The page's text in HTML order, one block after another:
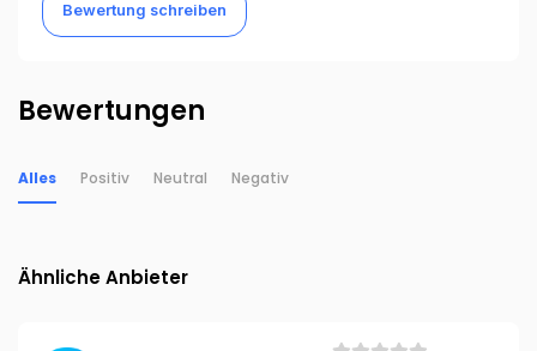
Bewertung schreiben
Bewertungen
Alles Positiv Neutral Negativ
Ähnliche Anbieter